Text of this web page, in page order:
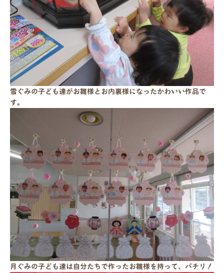
雪ぐみの子ども達がお雛様とお内裏様になったかわいい作品で
す。
月ぐみの子ども達は自分たちで作ったお雛様を持って、パチリ！